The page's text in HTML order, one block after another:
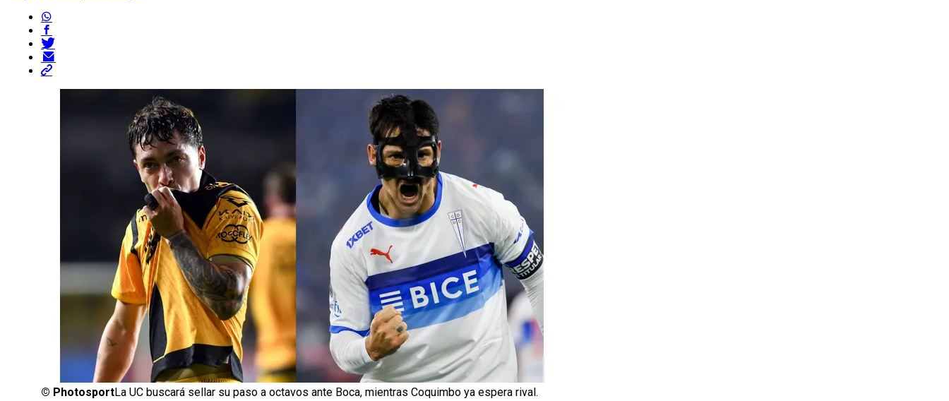
© PhotosportLa UC buscará sellar su paso a octavos ante Boca, mientras Coquimbo ya espera rival.